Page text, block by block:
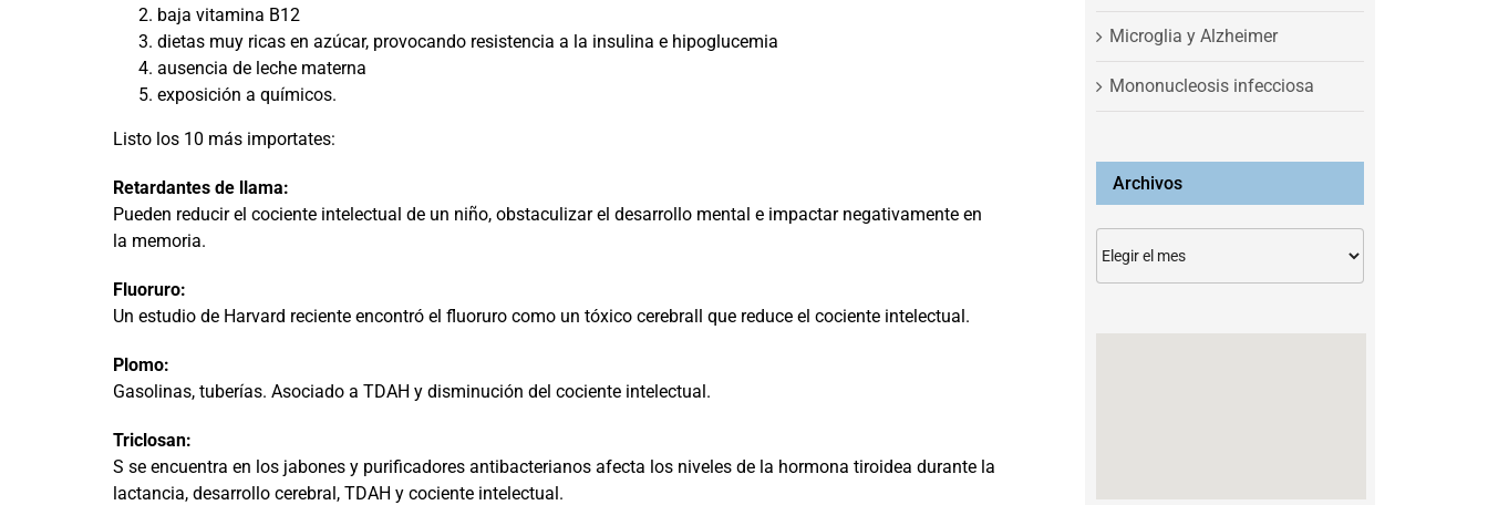
baja vitamina B12
dietas muy ricas en azúcar, provocando resistencia a la insulina e hipoglucemia
ausencia de leche materna
exposición a químicos.
Listo los 10 más importates:
Retardantes de llama:
Pueden reducir el cociente intelectual de un niño, obstaculizar el desarrollo mental e impactar negativamente en
la memoria.
Fluoruro:
Un estudio de Harvard reciente encontró el fluoruro como un tóxico cerebrall que reduce el cociente intelectual.
Plomo:
Gasolinas, tuberías. Asociado a TDAH y disminución del cociente intelectual.
Triclosan:
S se encuentra en los jabones y purificadores antibacterianos afecta los niveles de la hormona tiroidea durante la
lactancia, desarrollo cerebral, TDAH y cociente intelectual.
Microglia y Alzheimer
Mononucleosis infecciosa
Archivos